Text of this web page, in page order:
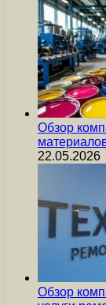
Обзор
22.05.2026
Обзор